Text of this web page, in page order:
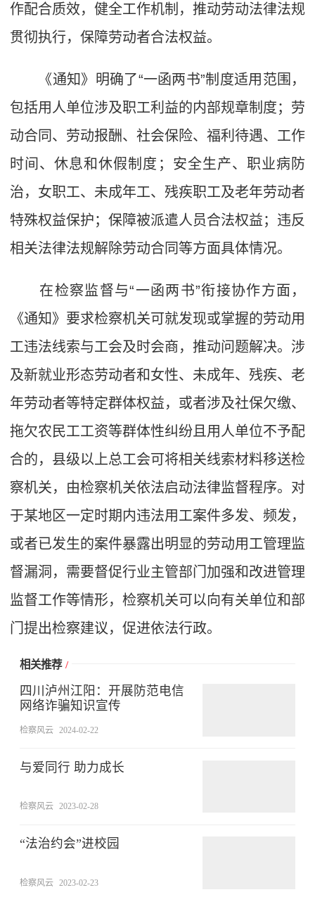
作配合质效，健全工作机制，推动劳动法律法规
贯彻执行，保障劳动者合法权益。
《通知》明确了“一函两书”制度适用范围，
包括用人单位涉及职工利益的内部规章制度；劳
动合同、劳动报酬、社会保险、福利待遇、工作
时间、休息和休假制度；安全生产、职业病防
治，女职工、未成年工、残疾职工及老年劳动者
特殊权益保护；保障被派遣人员合法权益；违反
相关法律法规解除劳动合同等方面具体情况。
在检察监督与“一函两书”衔接协作方面，
《通知》要求检察机关可就发现或掌握的劳动用
工违法线索与工会及时会商，推动问题解决。涉
及新就业形态劳动者和女性、未成年、残疾、老
年劳动者等特定群体权益，或者涉及社保欠缴、
拖欠农民工工资等群体性纠纷且用人单位不予配
合的，县级以上总工会可将相关线索材料移送检
察机关，由检察机关依法启动法律监督程序。对
于某地区一定时期内违法用工案件多发、频发，
或者已发生的案件暴露出明显的劳动用工管理监
督漏洞，需要督促行业主管部门加强和改进管理
监督工作等情形，检察机关可以向有关单位和部
门提出检察建议，促进依法行政。
相关推荐 /
四川泸州江阳：开展防范电信
网络诈骗知识宣传
检察风云 2024-02-22
与爱同行 助力成长
检察风云 2023-02-28
“法治约会”进校园
检察风云 2023-02-23